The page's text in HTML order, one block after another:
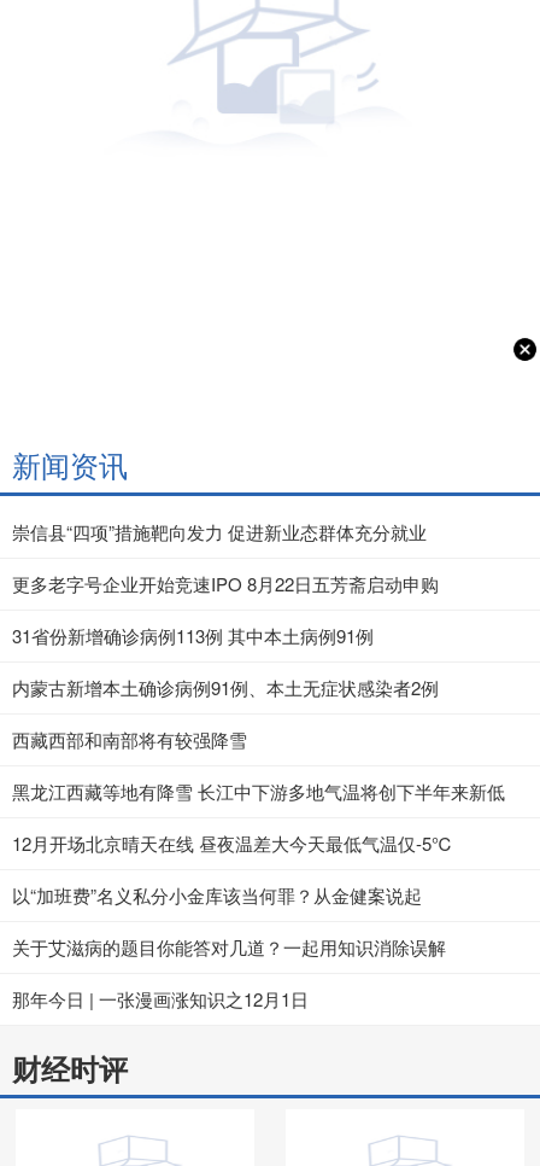
新闻资讯
崇信县“四项”措施靶向发力 促进新业态群体充分就业
更多老字号企业开始竞速IPO 8月22日五芳斋启动申购
31省份新增确诊病例113例 其中本土病例91例
内蒙古新增本土确诊病例91例、本土无症状感染者2例
西藏西部和南部将有较强降雪
黑龙江西藏等地有降雪 长江中下游多地气温将创下半年来新低
12月开场北京晴天在线 昼夜温差大今天最低气温仅-5℃
以“加班费”名义私分小金库该当何罪？从金健案说起
关于艾滋病的题目你能答对几道？一起用知识消除误解
那年今日 | 一张漫画涨知识之12月1日
财经时评